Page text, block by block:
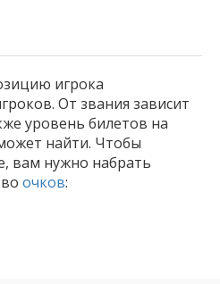
игрока
От звания зависит
уровень билетов на
найти. Чтобы
вам нужно набрать
очков: